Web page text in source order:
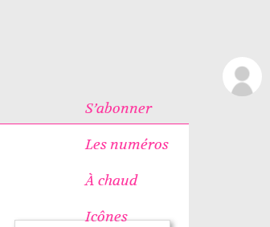
S’abonner
Les numéros
À chaud
Icônes